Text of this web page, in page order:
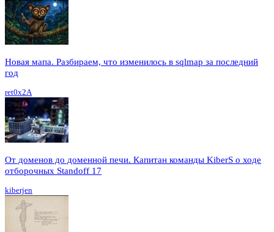
Новая мапа. Разбираем, что изменилось в sqlmap за последний
год
ret0x2A
От доменов до доменной печи. Капитан команды KiberS о ходе
отборочных Standoff 17
kiberjen